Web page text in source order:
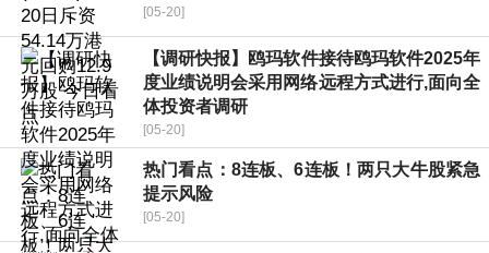
[05-20]
【调研快报】鸥玛软件接待鸥玛软件2025年
度业绩说明会采用网络远程方式进行,面向全
体投资者调研
[05-20]
热门看点：8连板、6连板！两只大牛股紧急
提示风险
[05-20]